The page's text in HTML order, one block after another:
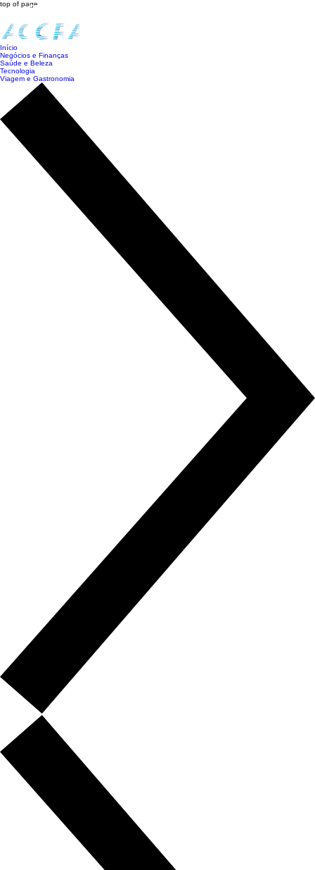
top of page
Início
Negócios e Finanças
Saúde e Beleza
Tecnologia
Viagem e Gastronomia